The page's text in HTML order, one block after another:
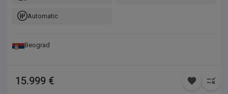
Automatic
Beograd
15.999 €